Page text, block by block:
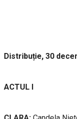
Distribuție, 30
ACTUL I